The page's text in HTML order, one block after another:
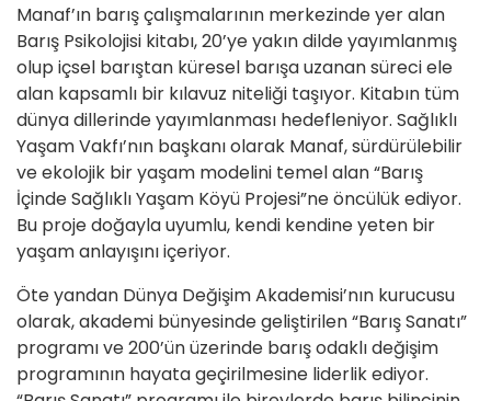
Manaf’ın barış çalışmalarının merkezinde yer alan
Barış Psikolojisi kitabı, 20’ye yakın dilde yayımlanmış
olup içsel barıştan küresel barışa uzanan süreci ele
alan kapsamlı bir kılavuz niteliği taşıyor. Kitabın tüm
dünya dillerinde yayımlanması hedefleniyor. Sağlıklı
Yaşam Vakfı’nın başkanı olarak Manaf, sürdürülebilir
ve ekolojik bir yaşam modelini temel alan “Barış
İçinde Sağlıklı Yaşam Köyü Projesi”ne öncülük ediyor.
Bu proje doğayla uyumlu, kendi kendine yeten bir
yaşam anlayışını içeriyor.
Öte yandan Dünya Değişim Akademisi’nın kurucusu
olarak, akademi bünyesinde geliştirilen “Barış Sanatı”
programı ve 200’ün üzerinde barış odaklı değişim
programının hayata geçirilmesine liderlik ediyor.